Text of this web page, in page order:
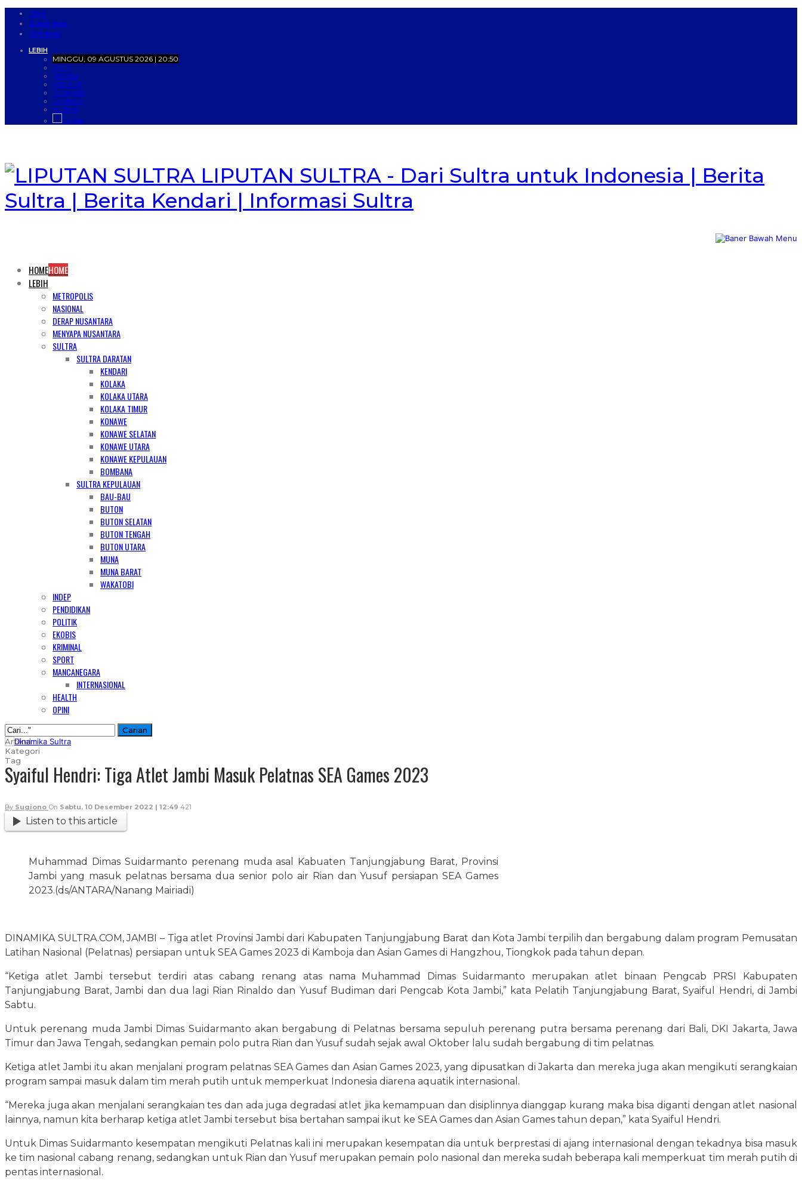
Likes
Subscribers
Followers
LEBIH
MINGGU, 09 AGUSTUS 2026 | 20:50
Profil
Redaksi
Info Iklan
Instagram
Facebook
Youtube
TikTok
LIPUTAN SULTRA - Dari Sultra untuk Indonesia | Berita
Sultra | Berita Kendari | Informasi Sultra
HOMEHOME
LEBIH
METROPOLIS
NASIONAL
DERAP NUSANTARA
MENYAPA NUSANTARA
SULTRA
SULTRA DARATAN
KENDARI
KOLAKA
KOLAKA UTARA
KOLAKA TIMUR
KONAWE
KONAWE SELATAN
KONAWE UTARA
KONAWE KEPULAUAN
BOMBANA
SULTRA KEPULAUAN
BAU-BAU
BUTON
BUTON SELATAN
BUTON TENGAH
BUTON UTARA
MUNA
MUNA BARAT
WAKATOBI
INDEP
PENDIDIKAN
POLITIK
EKOBIS
KRIMINAL
SPORT
MANCANEGARA
INTERNASIONAL
HEALTH
OPINI
Artikel
Kategori
Tag
Syaiful Hendri: Tiga Atlet Jambi Masuk Pelatnas SEA Games 2023
By Sugiono On Sabtu, 10 Desember 2022 | 12:49 421
Listen to this article
Muhammad Dimas Suidarmanto perenang muda asal Kabuaten Tanjungjabung Barat, Provinsi
Jambi yang masuk pelatnas bersama dua senior polo air Rian dan Yusuf persiapan SEA Games
2023.(ds/ANTARA/Nanang Mairiadi)
DINAMIKA SULTRA.COM, JAMBI – Tiga atlet Provinsi Jambi dari Kabupaten Tanjungjabung Barat dan Kota Jambi terpilih dan bergabung dalam program Pemusatan
Latihan Nasional (Pelatnas) persiapan untuk SEA Games 2023 di Kamboja dan Asian Games di Hangzhou, Tiongkok pada tahun depan.
“Ketiga atlet Jambi tersebut terdiri atas cabang renang atas nama Muhammad Dimas Suidarmanto merupakan atlet binaan Pengcab PRSI Kabupaten
Tanjungjabung Barat, Jambi dan dua lagi Rian Rinaldo dan Yusuf Budiman dari Pengcab Kota Jambi,” kata Pelatih Tanjungjabung Barat, Syaiful Hendri, di Jambi
Sabtu.
Untuk perenang muda Jambi Dimas Suidarmanto akan bergabung di Pelatnas bersama sepuluh perenang putra bersama perenang dari Bali, DKI Jakarta, Jawa
Timur dan Jawa Tengah, sedangkan pemain polo putra Rian dan Yusuf sudah sejak awal Oktober lalu sudah bergabung di tim pelatnas.
Ketiga atlet Jambi itu akan menjalani program pelatnas SEA Games dan Asian Games 2023, yang dipusatkan di Jakarta dan mereka juga akan mengikuti serangkaian
program sampai masuk dalam tim merah putih untuk memperkuat Indonesia diarena aquatik internasional.
“Mereka juga akan menjalani serangkaian tes dan ada juga degradasi atlet jika kemampuan dan disiplinnya dianggap kurang maka bisa diganti dengan atlet nasional
lainnya, namun kita berharap ketiga atlet Jambi tersebut bisa bertahan sampai ikut ke SEA Games dan Asian Games tahun depan,” kata Syaiful Hendri.
Untuk Dimas Suidarmanto kesempatan mengikuti Pelatnas kali ini merupakan kesempatan dia untuk berprestasi di ajang internasional dengan tekadnya bisa masuk
ke tim nasional cabang renang, sedangkan untuk Rian dan Yusuf merupakan pemain polo nasional dan mereka sudah beberapa kali memperkuat tim merah putih di
pentas internasional.